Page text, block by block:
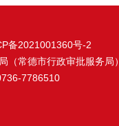
备2021001360号-2
常德市行政审批服务局）
7786510